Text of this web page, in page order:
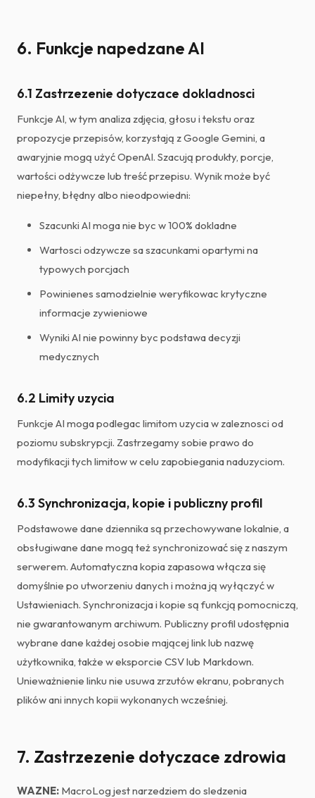
6. Funkcje napedzane AI
6.1 Zastrzezenie dotyczace dokladnosci
Funkcje AI, w tym analiza zdjęcia, głosu i tekstu oraz
propozycje przepisów, korzystają z Google Gemini, a
awaryjnie mogą użyć OpenAI. Szacują produkty, porcje,
wartości odżywcze lub treść przepisu. Wynik może być
niepełny, błędny albo nieodpowiedni:
Szacunki AI moga nie byc w 100% dokladne
Wartosci odzywcze sa szacunkami opartymi na
typowych porcjach
Powinienes samodzielnie weryfikowac krytyczne
informacje zywieniowe
Wyniki AI nie powinny byc podstawa decyzji
medycznych
6.2 Limity uzycia
Funkcje AI moga podlegac limitom uzycia w zaleznosci od
poziomu subskrypcji. Zastrzegamy sobie prawo do
modyfikacji tych limitow w celu zapobiegania naduzyciom.
6.3 Synchronizacja, kopie i publiczny profil
Podstawowe dane dziennika są przechowywane lokalnie, a
obsługiwane dane mogą też synchronizować się z naszym
serwerem. Automatyczna kopia zapasowa włącza się
domyślnie po utworzeniu danych i można ją wyłączyć w
Ustawieniach. Synchronizacja i kopie są funkcją pomocniczą,
nie gwarantowanym archiwum. Publiczny profil udostępnia
wybrane dane każdej osobie mającej link lub nazwę
użytkownika, także w eksporcie CSV lub Markdown.
Unieważnienie linku nie usuwa zrzutów ekranu, pobranych
plików ani innych kopii wykonanych wcześniej.
7. Zastrzezenie dotyczace zdrowia
WAZNE: MacroLog jest narzedziem do sledzenia